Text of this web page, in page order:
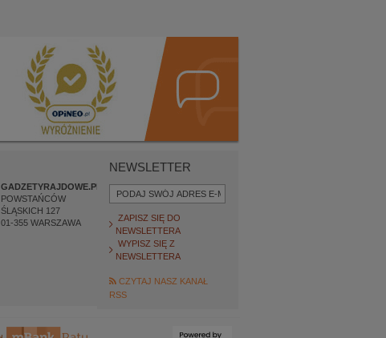
GADZETYRAJDOWE.PL
POWSTAŃCÓW
ŚLĄSKICH 127
01-355 WARSZAWA
NEWSLETTER
ZAPISZ SIĘ DO
NEWSLETTERA
WYPISZ SIĘ Z
NEWSLETTERA
CZYTAJ NASZ KANAŁ
RSS